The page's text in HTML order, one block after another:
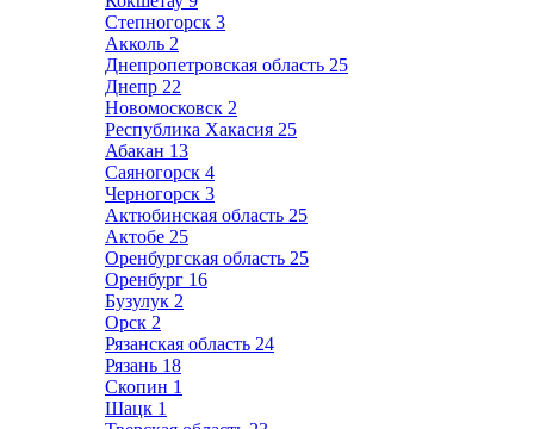
Степногорск 3
Акколь 2
Днепропетровская область 25
Днепр 22
Новомосковск 2
Республика Хакасия 25
Абакан 13
Саяногорск 4
Черногорск 3
Актюбинская область 25
Актобе 25
Оренбургская область 25
Оренбург 16
Бузулук 2
Орск 2
Рязанская область 24
Рязань 18
Скопин 1
Шацк 1